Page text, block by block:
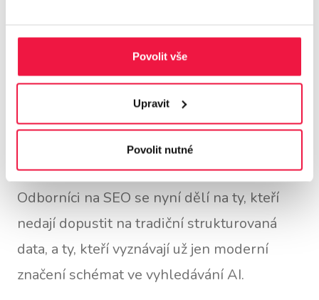
Povolit vše
Upravit
Povolit nutné
perfektní ve schopnosti pochopit celkový
kontext, proto se nesnažte vycpat obsah
zvolte raději významově zaměřené
rozšiřování v příslušných souvislostech.
Odborníci na SEO se nyní dělí na ty, kteří
nedají dopustit na tradiční strukturovaná
data, a ty, kteří vyznávají už jen moderní
značení schémat ve vyhledávání AI.